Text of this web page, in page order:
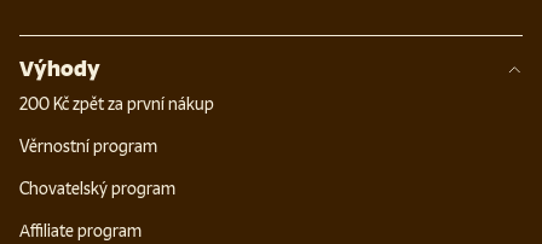
Výhody
200 Kč zpět za první nákup
Věrnostní program
Chovatelský program
Affiliate program